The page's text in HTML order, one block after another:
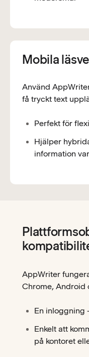
Mobila
Använd
få tryckt text
Perfekt för
Hjälper
information
AppWriter
Chrome, Android
En inloggning
Enkelt att
på kontoret